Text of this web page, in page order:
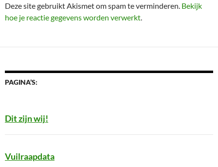
Deze site gebruikt Akismet om spam te verminderen. Bekijk
hoe je reactie gegevens worden verwerkt.
PAGINA’S:
Dit zijn wij!
Vuilraapdata